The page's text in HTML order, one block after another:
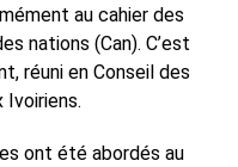
au cahier des
nations (Can). C’est
réuni en Conseil des
Ivoiriens.
ont été abordés au